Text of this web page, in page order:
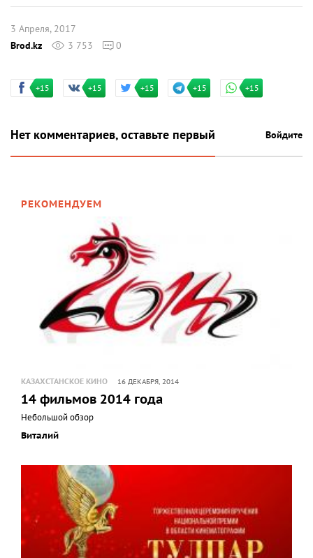
3 Апреля, 2017
Brod.kz
3 753 0
+15 +15 +15 +15 +15
Нет комментариев, оставьте первый Войдите
РЕКОМЕНДУЕМ
КАЗАХСТАНСКОЕ КИНО 16 ДЕКАБРЯ, 2014
14 фильмов 2014 года
Небольшой обзор
Виталий